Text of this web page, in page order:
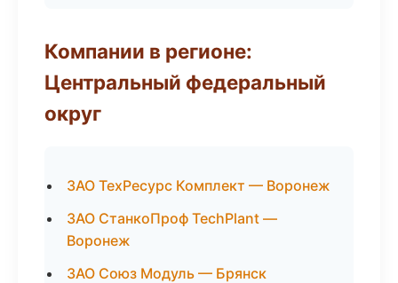
Компании в регионе:
Центральный федеральный
округ
ЗАО ТехРесурс Комплект — Воронеж
ЗАО СтанкоПроф TechPlant —
Воронеж
ЗАО Союз Модуль — Брянск